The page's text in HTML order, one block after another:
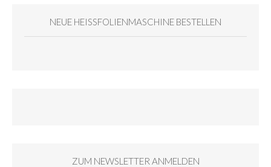
NEUE HEISSFOLIENMASCHINE BESTELLEN
ZUM NEWSLETTER ANMELDEN